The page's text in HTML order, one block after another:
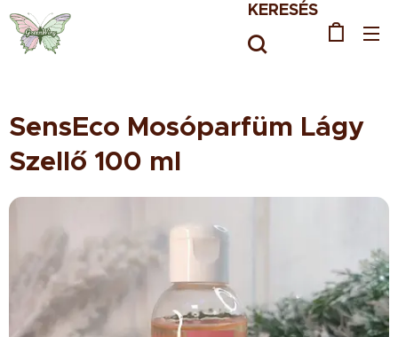
KERESÉS
SensEco Mosóparfüm Lágy
Szellő 100 ml